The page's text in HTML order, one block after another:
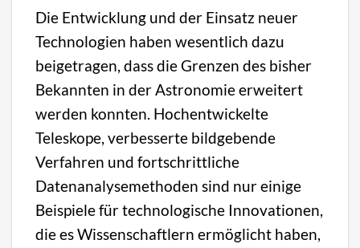
Die Entwicklung und der Einsatz neuer
Technologien haben wesentlich dazu
beigetragen, dass die Grenzen des bisher
Bekannten in der Astronomie erweitert
werden konnten. Hochentwickelte
Teleskope, verbesserte bildgebende
Verfahren und fortschrittliche
Datenanalysemethoden sind nur einige
Beispiele für technologische Innovationen,
die es Wissenschaftlern ermöglicht haben,